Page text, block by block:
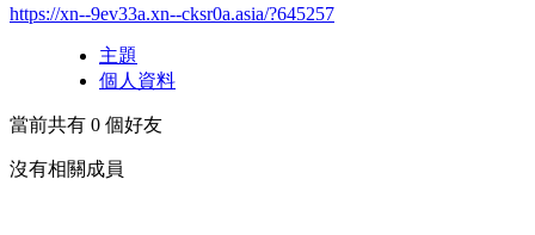
https://xn--9ev33a.xn--cksr0a.asia/?645257
主題
個人資料
當前共有 0 個好友
沒有相關成員